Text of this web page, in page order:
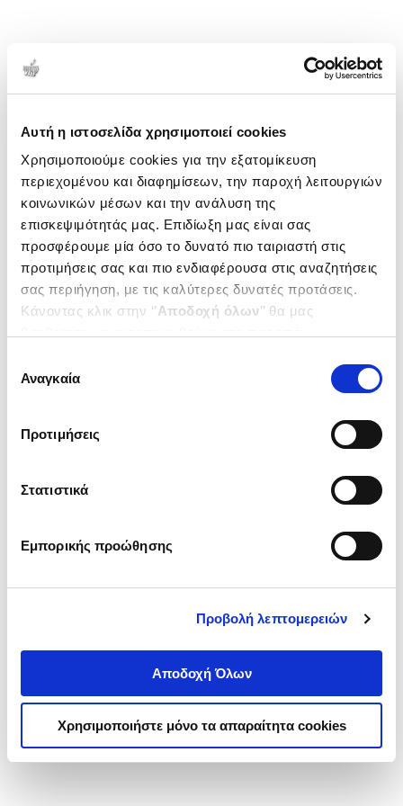
Αυτή η ιστοσελίδα χρησιμοποιεί cookies
Χρησιμοποιούμε cookies για την εξατομίκευση
περιεχομένου και διαφημίσεων, την παροχή λειτουργιών
κοινωνικών μέσων και την ανάλυση της
επισκεψιμότητάς μας. Επιδίωξη μας είναι σας
προσφέρουμε μία όσο το δυνατό πιο ταιριαστή στις
προτιμήσεις σας και πιο ενδιαφέρουσα στις αναζητήσεις
σας περιήγηση, με τις καλύτερες δυνατές προτάσεις.
Κάνοντας κλικ στην ‘’Αποδοχή όλων’’ θα μας
ενδιαφέρουν και να επιλέξετε από τα παρακάτω με την
΄΄και να ενημερωθείτε σχετικά με
συγκατάθεσης
Αναγκαία
Προτιμήσεις
Στατιστικά
Εμπορικής προώθησης
Προβολή λεπτομερειών
Αποδοχή Όλων
Χρησιμοποιήστε μόνο τα απαραίτητα cookies